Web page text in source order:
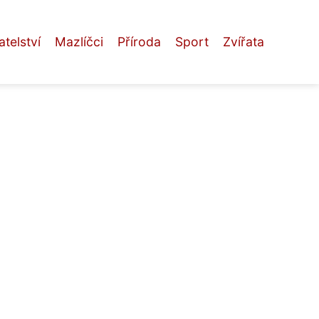
Mazlíčci Příroda Sport Zvířata